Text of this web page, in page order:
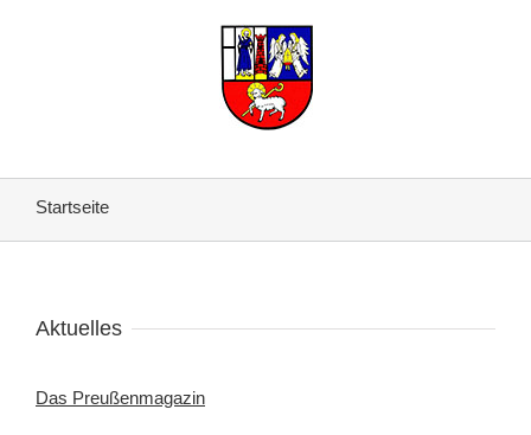
Startseite
Aktuelles
Das Preußenmagazin